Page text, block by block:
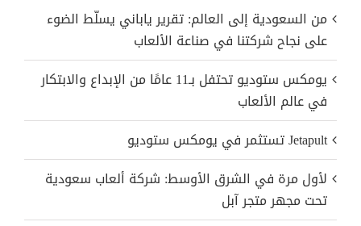
من السعودية إلى العالم: تقرير ياباني يسلّط الضوء
على نجاح شركتنا في صناعة الألعاب
يومكس ستوديو تحتفل بـ11 عامًا من الإبداع والابتكار
في عالم الألعاب
Jetapult تستثمر في يومكس ستوديو
لأول مرة في الشرق الأوسط: شركة ألعاب سعودية
تحت مجهر متجر آبل